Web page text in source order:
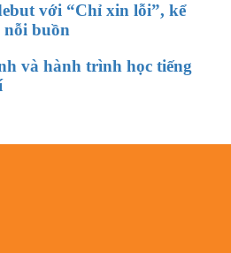
với “Chỉ xin lỗi”, kể
nỗi buồn
và hành trình học tiếng